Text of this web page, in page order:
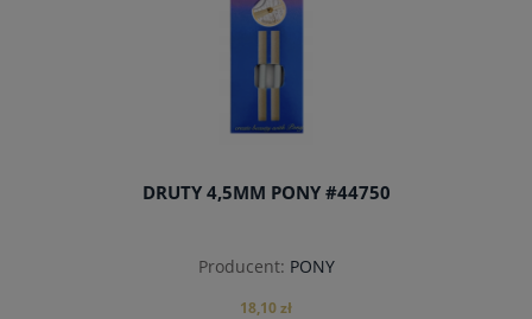
DRUTY 4,5MM PONY #44750
Producent: PONY
18,10 zł